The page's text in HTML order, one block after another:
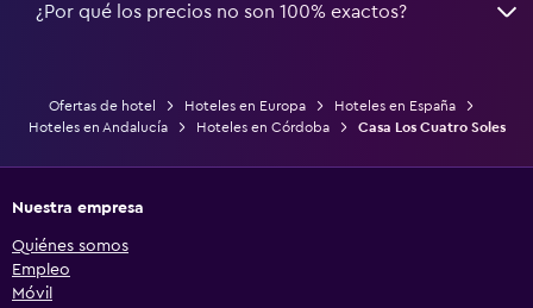
¿Por qué los precios no son 100% exactos?
Ofertas de hotel Hoteles en Europa
Hoteles en España
Hoteles en Andalucía
Hoteles en Córdoba Casa Los Cuatro Soles
Nuestra empresa
Quiénes somos
Empleo
Móvil